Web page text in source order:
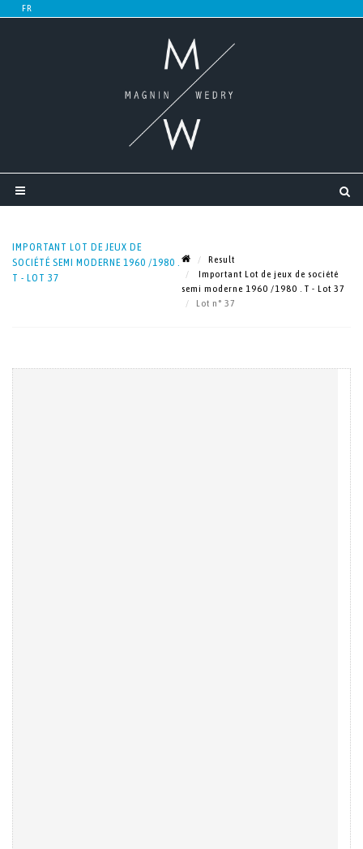
IMPORTANT LOT DE JEUX DE
SOCIÉTÉ SEMI MODERNE 1960 /1980 .
T - LOT 37
Result
Important Lot de jeux de société
semi moderne 1960 /1980 . T - Lot 37
Lot n° 37